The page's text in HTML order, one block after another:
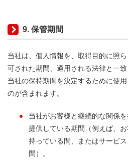
9. 保管期間
当社は、個人情報を、取得目的に照
可された期間、適用される法律と一致
当社の保持期間を決定するために使
のが含まれます。
当社がお客様と継続的な関係
提供している期間（例えば、
持っている間、またはサービ
間）。